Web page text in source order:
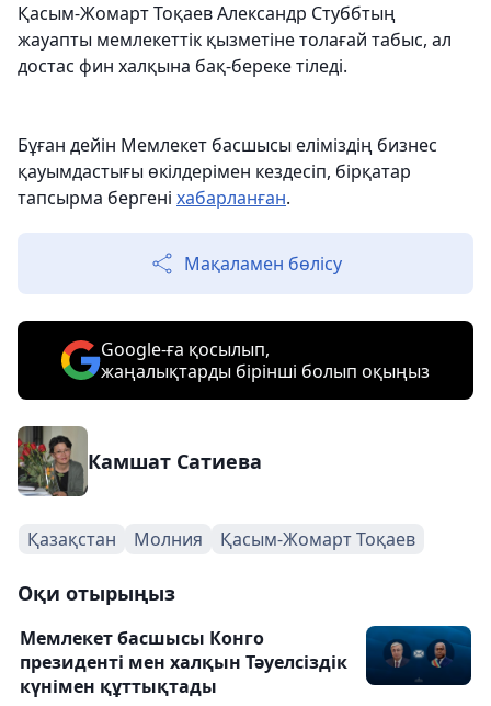
Қасым-Жомарт Тоқаев Александр Стуббтың
жауапты мемлекеттік қызметіне толағай табыс, ал
достас фин халқына бақ-береке тіледі.
Бұған дейін Мемлекет басшысы еліміздің бизнес
қауымдастығы өкілдерімен кездесіп, бірқатар
тапсырма бергені хабарланған.
Мақаламен бөлісу
Google-ға қосылып,
жаңалықтарды бірінші болып оқыңыз
Камшат Сатиева
Қазақстан Молния Қасым-Жомарт Тоқаев
Оқи отырыңыз
Мемлекет басшысы Конго
президенті мен халқын Тәуелсіздік
күнімен құттықтады